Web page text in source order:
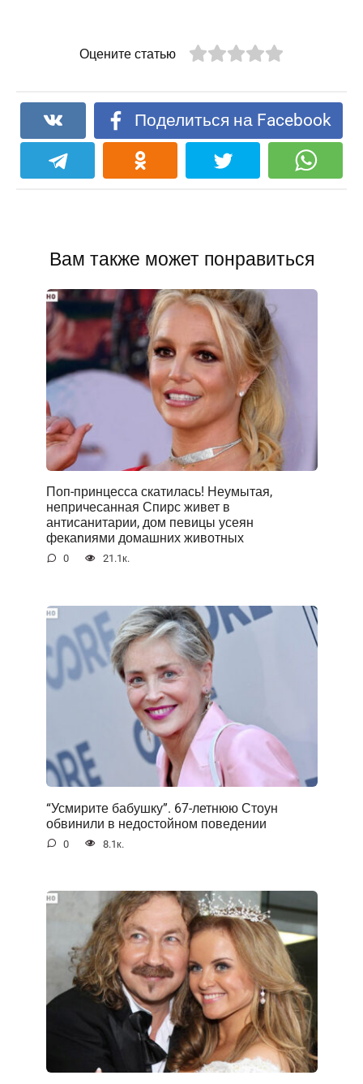
Оцените статью
Поделиться на Facebook
Вам также может понравиться
Поп-принцесса скатилась! Неумытая,
непричесанная Спирс живет в
антисанитарии, дом певицы усеян
фекаnиями домашних животных
0 21.1к.
“Усмирите бабушку”. 67-летнюю Стоун
обвинили в недостойном поведении
0 8.1к.